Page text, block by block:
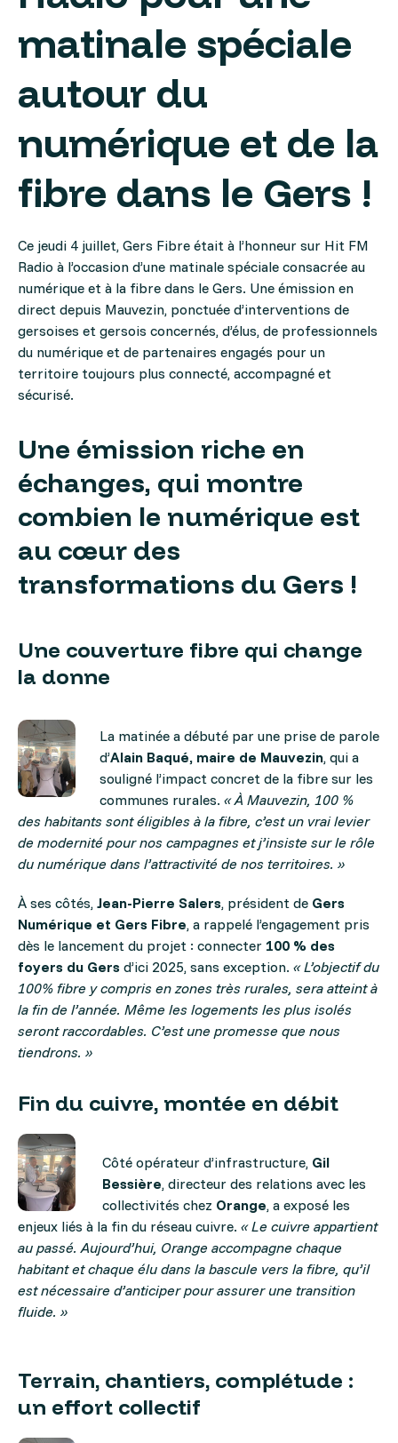
matinale spéciale
autour du
numérique et de la
fibre dans le Gers !
Ce jeudi 4 juillet, Gers Fibre était à l’honneur sur Hit FM
Radio à l’occasion d’une matinale spéciale consacrée au
numérique et à la fibre dans le Gers. Une émission en
direct depuis Mauvezin, ponctuée d’interventions de
gersoises et gersois concernés, d’élus, de professionnels
du numérique et de partenaires engagés pour un
territoire toujours plus connecté, accompagné et
sécurisé.
Une émission riche en
échanges, qui montre
combien le numérique est
au cœur des
transformations du Gers !
Une couverture fibre qui change
la donne
La matinée a débuté par une prise de parole
d’Alain Baqué, maire de Mauvezin, qui a
souligné l’impact concret de la fibre sur les
communes rurales.« À Mauvezin, 100 %
des habitants sont éligibles à la fibre, c’est un vrai levier
de modernité pour nos campagnes et j’insiste sur le rôle
du numérique dans l’attractivité de nos territoires. »
À ses côtés, Jean-Pierre Salers, président de Gers
Numérique et Gers Fibre, a rappelé l’engagement pris
dès le lancement du projet : connecter 100 % des
foyers du Gers d’ici 2025, sans exception. « L’objectif du
100% fibre y compris en zones très rurales, sera atteint à
la fin de l’année. Même les logements les plus isolés
seront raccordables. C’est une promesse que nous
tiendrons. »
Fin du cuivre, montée en débit
Côté opérateur d’infrastructure, Gil
Bessière, directeur des relations avec les
collectivités chez Orange, a exposé les
enjeux liés à la fin du réseau cuivre. « Le cuivre appartient
au passé. Aujourd’hui, Orange accompagne chaque
habitant et chaque élu dans la bascule vers la fibre, qu’il
est nécessaire d’anticiperpour assurer une transition
fluide. »
Terrain, chantiers, complétude :
un effort collectif